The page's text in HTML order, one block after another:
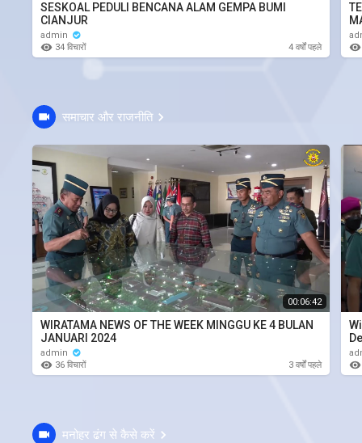
SESKOAL PEDULI BENCANA ALAM GEMPA BUMI
CIANJUR
admin
34 विचारों
4 वर्षों पहले
समाचार और राजनीति
00:06:42
WIRATAMA NEWS OF THE WEEK MINGGU KE 4 BULAN
JANUARI 2024
admin
36 विचारों
3 वर्षों पहले
मनोहर ढंग से कैसे करें